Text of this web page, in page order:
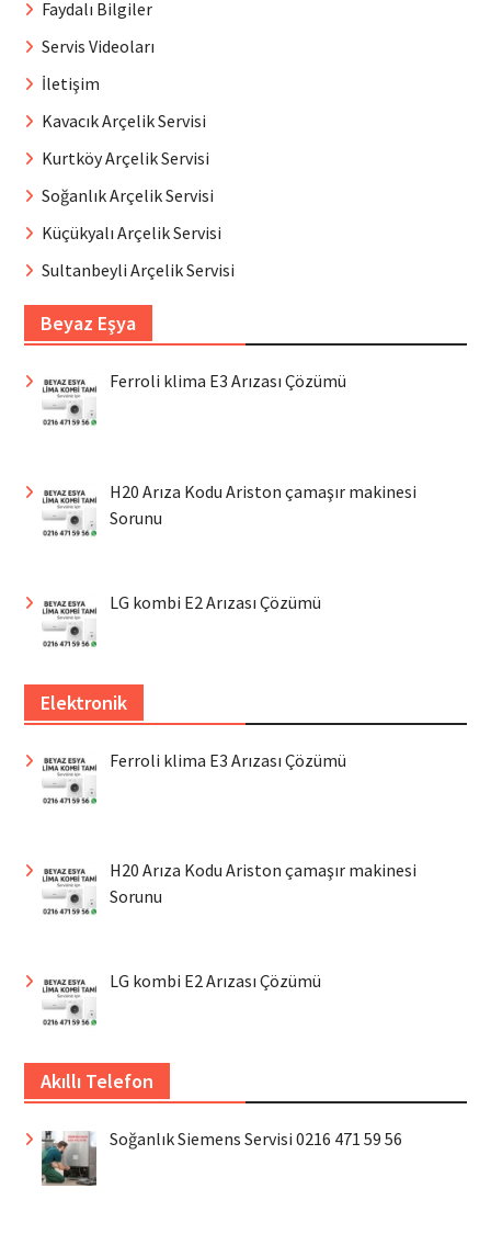
Faydalı Bilgiler
Servis Videoları
İletişim
Kavacık Arçelik Servisi
Kurtköy Arçelik Servisi
Soğanlık Arçelik Servisi
Küçükyalı Arçelik Servisi
Sultanbeyli Arçelik Servisi
Beyaz Eşya
Ferroli klima E3 Arızası Çözümü
H20 Arıza Kodu Ariston çamaşır makinesi
Sorunu
LG kombi E2 Arızası Çözümü
Elektronik
Ferroli klima E3 Arızası Çözümü
H20 Arıza Kodu Ariston çamaşır makinesi
Sorunu
LG kombi E2 Arızası Çözümü
Akıllı Telefon
Soğanlık Siemens Servisi 0216 471 59 56